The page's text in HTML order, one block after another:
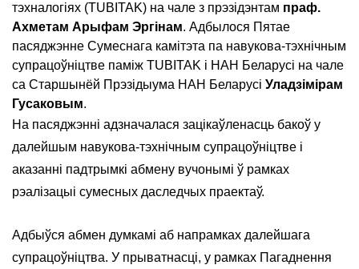
тэхналогіях (TUBITAK) на чале з прэзідэнтам праф.
Ахметам Арыфам Эргінам. Адбылося Пятае
пасяджэнне Сумеснага камітэта па навукова-тэхнічным
супрацоўніцтве паміж TUBITAK і НАН Беларусі на чале
са Старшынёй Прэзідыума НАН Беларусі Уладзімірам
Гусаковым.
На пасяджэнні адзначалася зацікаўленасць бакоў у
далейшым навукова-тэхнічным супрацоўніцтве і
аказанні падтрымкі абмену вучонымі ў рамках
рэалізацыі сумесных даследчых праектаў.
Адбыўся абмен думкамі аб напрамках далейшага
супрацоўніцтва. У прыватнасці, у рамках Пагаднення